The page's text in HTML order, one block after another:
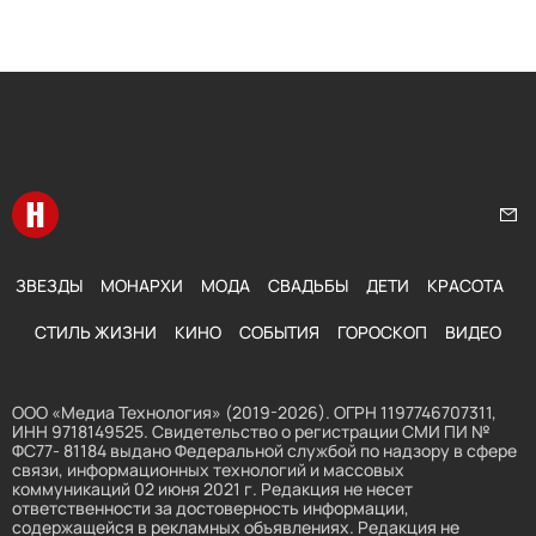
Перейти на главную
ЗВЕЗДЫ МОНАРХИ МОДА СВАДЬБЫ ДЕТИ КРАСОТА
СТИЛЬ ЖИЗНИ КИНО СОБЫТИЯ ГОРОСКОП ВИДЕО
ООО «Медиа Технология» (2019-2026). ОГРН 1197746707311,
ИНН 9718149525. Свидетельство о регистрации СМИ ПИ №
ФС77- 81184 выдано Федеральной службой по надзору в сфере
связи, информационных технологий и массовых
коммуникаций 02 июня 2021 г. Редакция не несет
ответственности за достоверность информации,
содержащейся в рекламных объявлениях. Редакция не